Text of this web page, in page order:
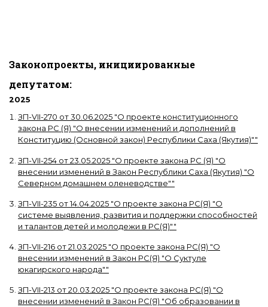
Законопроекты, инициированные
депутатом:
2025
ЗП-VII-270 от30.06.2025 "О проекте конституционного
закона РС (Я) "О внесении изменений и дополнений в
Конституцию (Основной закон) Республики Саха (Якутия)""
ЗП-VII-254 от23.05.2025 "О проекте закона РС (Я) "О
внесении изменений в Закон Республики Саха (Якутия) "О
Северном домашнем оленеводстве""
ЗП-VII-235 от14.04.2025 "О проекте закона РС(Я) "О
системе выявления, развития и поддержки способностей
и талантов детей и молодежи в РС(Я)""
ЗП-VII-216 от21.03.2025 "О проекте закона РС(Я) "О
внесении изменений в Закон РС(Я) "О Суктуле
юкагирского народа""
ЗП-VII-213 от20.03.2025 "О проекте закона РС(Я) "О
внесении изменений в Закон РС(Я) "Об образовании в